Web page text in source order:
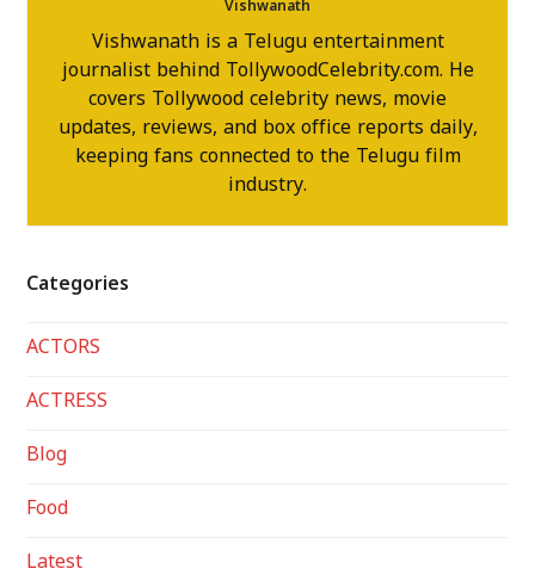
Vishwanath
Vishwanath is a Telugu entertainment
journalist behind TollywoodCelebrity.com. He
covers Tollywood celebrity news, movie
updates, reviews, and box office reports daily,
keeping fans connected to the Telugu film
industry.
Categories
ACTORS
ACTRESS
Blog
Food
Latest